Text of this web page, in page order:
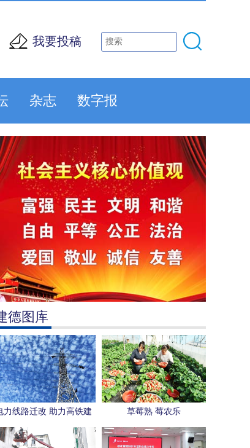
我要投稿
杂志 数字报
德图库
力线路迁改 助力高铁建
草莓熟 莓农乐